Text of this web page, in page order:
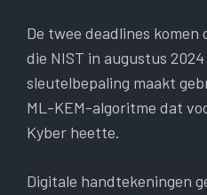
De twee deadlines
die NIST in augustus
sleutelbepaling maakt
ML-KEM-algoritme dat
Kyber heette.
Digitale handtekeningen